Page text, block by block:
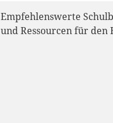
Empfehlenswerte
und Ressourcen für den